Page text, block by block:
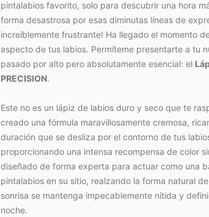
pintalabios favorito, solo para descubrir una hora
forma desastrosa por esas diminutas líneas de
increíblemente frustrante! Ha llegado el momento
aspecto de tus labios. Permíteme presentarte a tu
pasado por alto pero absolutamente esencial: el
PRECISION.
Este no es un lápiz de labios duro y seco que te
creado una fórmula maravillosamente cremosa,
duración que se desliza por el contorno de tus
proporcionando una intensa recompensa de color
diseñado de forma experta para actuar como una
pintalabios en su sitio, realzando la forma natural
sonrisa se mantenga impecablemente nítida y
noche.